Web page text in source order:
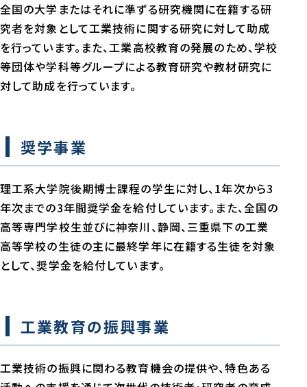
全国の大学またはそれに準ずる研究機関に在籍する研
究者を対象として工業技術に関する研究に対して助成
を行っています。また、工業高校教育の発展のため、学校
等団体や学科等グループによる教育研究や教材研究に
対して助成を行っています。
奨学事業
理工系大学院後期博士課程の学生に対し、1年次から3
年次までの3年間奨学金を給付しています。また、全国の
高等専門学校生並びに神奈川、静岡、三重県下の工業
高等学校の生徒の主に最終学年に在籍する生徒を対象
として、奨学金を給付しています。
工業教育の振興事業
工業技術の振興に関わる教育機会の提供や、特色ある